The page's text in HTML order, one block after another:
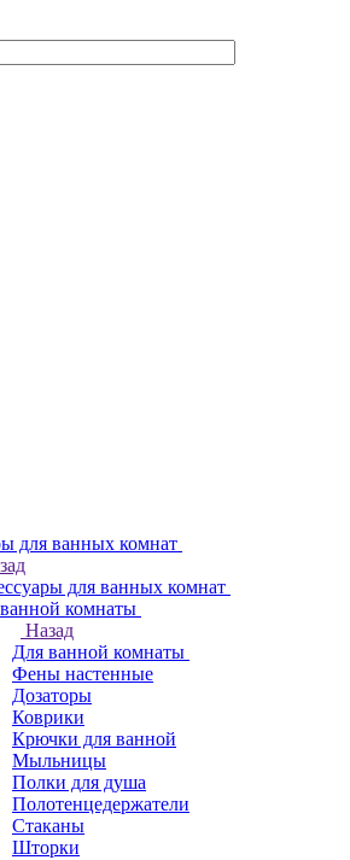
для ванных комнат
для ванных комнат
комнаты
Назад
Для ванной комнаты
Фены настенные
Дозаторы
Коврики
Крючки для ванной
Мыльницы
Полки для душа
Полотенцедержатели
Стаканы
Шторки